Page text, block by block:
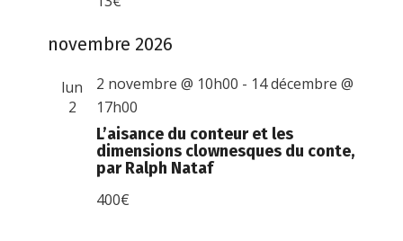
novembre 2026
lun
2
L’aisance du conteur et les
dimensions clownesques du conte,
par Ralph Nataf
2 novembre @ 10h00 - 14 décembre @
17h00
400€